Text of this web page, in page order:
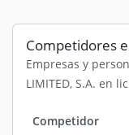
Competidores
Empresas y
LIMITED, S.A. en
Competidor